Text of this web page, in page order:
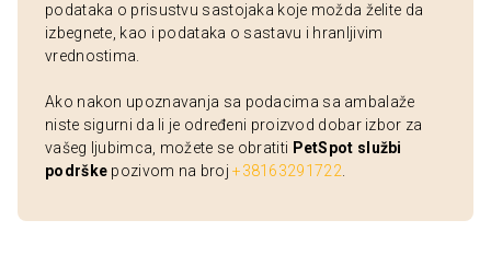
podataka o prisustvu sastojaka koje možda želite da
izbegnete, kao i podataka o sastavu i hranljivim
vrednostima.
Ako nakon upoznavanja sa podacima sa ambalaže
niste sigurni da li je određeni proizvod dobar izbor za
vašeg ljubimca, možete se obratiti PetSpot službi
podrške pozivom na broj+38163291722